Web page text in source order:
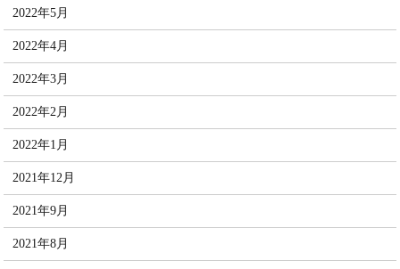
2022年5月
2022年4月
2022年3月
2022年2月
2022年1月
2021年12月
2021年9月
2021年8月